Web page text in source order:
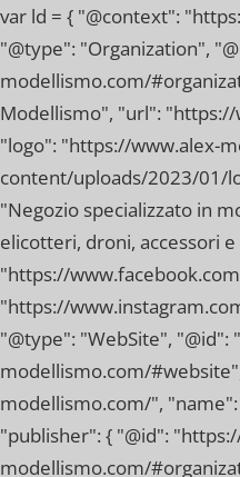
var ld = { "@context":
"@type": "Organization",
modellismo.com/
Modellismo", "url":
"logo": "https://www.alex-
content/uploads/2023/01/
"Negozio specializzato in
elicotteri, droni, accessori
"https://
"https://
"@type": "WebSite",
modellismo.com/
modellismo.com/",
"publisher": { "@id":
modellismo.com/